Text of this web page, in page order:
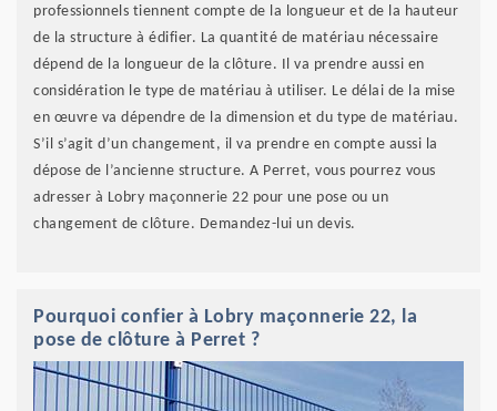
professionnels tiennent compte de la longueur et de la hauteur
de la structure à édifier. La quantité de matériau nécessaire
dépend de la longueur de la clôture. Il va prendre aussi en
considération le type de matériau à utiliser. Le délai de la mise
en œuvre va dépendre de la dimension et du type de matériau.
S’il s’agit d’un changement, il va prendre en compte aussi la
dépose de l’ancienne structure. A Perret, vous pourrez vous
adresser à Lobry maçonnerie 22 pour une pose ou un
changement de clôture. Demandez-lui un devis.
Pourquoi confier à Lobry maçonnerie 22, la
pose de clôture à Perret ?